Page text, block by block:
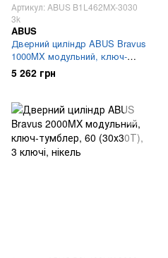
Артикул: ABUS B1L462MX-3030
3k
ABUS
Дверний циліндр ABUS Bravus
1000MX модульний, ключ-
тумблер, 60 (30х30Т), 3 ключі,
5 262 грн